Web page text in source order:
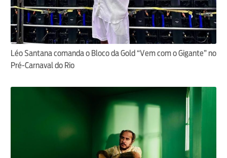
Léo Santana comanda o Bloco da Gold “Vem com o Gigante” no
Pré-Carnaval do Rio